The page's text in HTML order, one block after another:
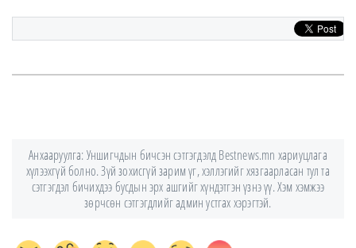
Анхааруулга: Уншигчдын бичсэн сэтгэгдэлд Bestnews.mn хариуцлага
хүлээхгүй болно. Зүй зохисгүй зарим үг, хэллэгийг хязгаарласан тул та
сэтгэгдэл бичихдээ бусдын эрх ашгийг хүндэтгэн үзнэ үү. Хэм хэмжээ
зөрчсөн сэтгэгдлийг админ устгах хэрэгтэй.